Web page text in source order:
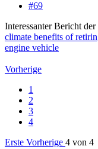
#69
Interessanter Bericht
climate benefits of
engine vehicle
Vorherige
1
2
3
4
Erste Vorherige 4 von 4